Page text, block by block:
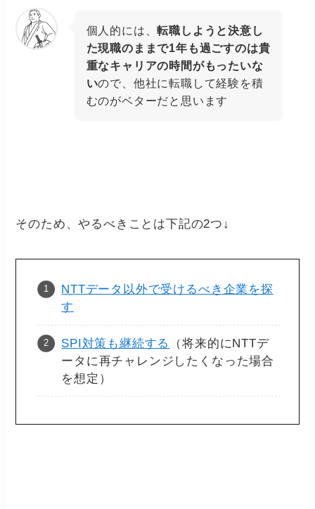
個人的には、転職しようと決意し
た現職のままで1年も過ごすのは貴
重なキャリアの時間がもったいな
いので、他社に転職して経験を積
むのがベターだと思います
そのため、やるべきことは下記の2つ↓
NTTデータ以外で受けるべき企業を探
す
SPI対策も継続する
（将来的にNTTデ
ータに再チャレンジしたくなった場合
を想定）